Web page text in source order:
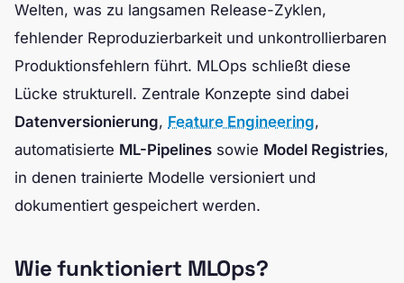
Welten, was zu langsamen Release-Zyklen,
fehlender Reproduzierbarkeit und unkontrollierbaren
Produktionsfehlern führt. MLOps schließt diese
Lücke strukturell. Zentrale Konzepte sind dabei
Datenversionierung, Feature Engineering,
automatisierte ML-Pipelines sowie Model Registries,
in denen trainierte Modelle versioniert und
dokumentiert gespeichert werden.
Wie funktioniert MLOps?